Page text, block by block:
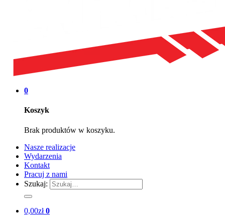
0
Koszyk
Brak produktów w koszyku.
Nasze realizacje
Wydarzenia
Kontakt
Pracuj z nami
Szukaj:
0,00zł 0